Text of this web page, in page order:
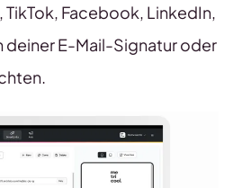
Facebook, LinkedIn,
deiner E-Mail-Signatur oder